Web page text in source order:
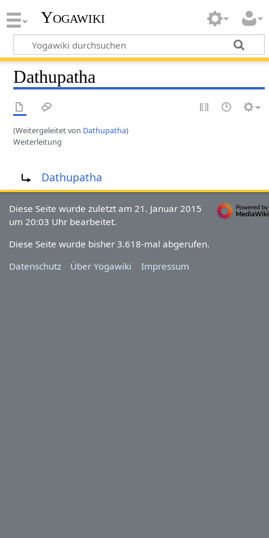
Yogawiki
Dathupatha
(Weitergeleitet von Dathupatha)
Weiterleitung
Dathupatha
Diese Seite wurde zuletzt am 21. Januar 2015
um 20:03 Uhr bearbeitet.
Diese Seite wurde bisher 3.618-mal abgerufen.
Datenschutz
Über Yogawiki Impressum